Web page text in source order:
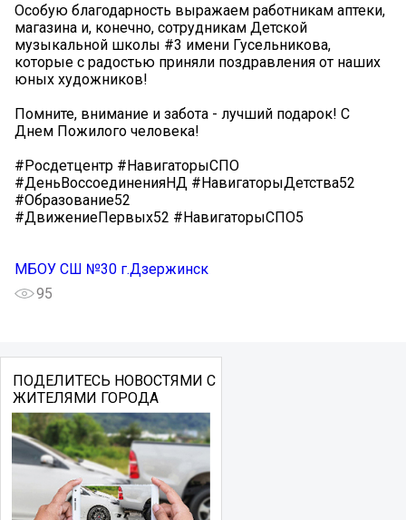
Особую благодарность выражаем работникам аптеки,
магазина и, конечно, сотрудникам Детской
музыкальной школы #3 имени Гусельникова,
которые с радостью приняли поздравления от наших
юных художников!
Помните, внимание и забота - лучший подарок! С
Днем Пожилого человека!
#Росдетцентр #НавигаторыСПО
#ДеньВоссоединенияНД #НавигаторыДетства52
#Образование52
#ДвижениеПервых52 #НавигаторыСПО5
МБОУ СШ №30 г.Дзержинск
95
ПОДЕЛИТЕСЬ НОВОСТЯМИ С
ЖИТЕЛЯМИ ГОРОДА